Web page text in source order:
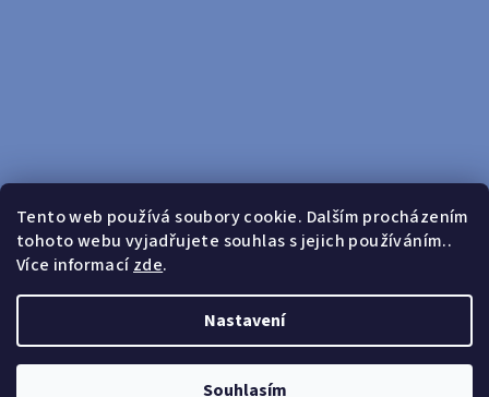
Tento web používá soubory cookie. Dalším procházením
tohoto webu vyjadřujete souhlas s jejich používáním..
Více informacízde.
Nastavení
Souhlasím
Sledovat na Instagramu
Doprava zdarma od 599 Kč